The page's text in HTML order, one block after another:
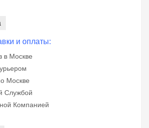
и оплаты:
в Москве
Москве
Службой
Компанией